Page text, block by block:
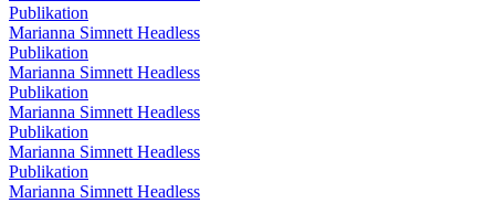
Publikation
Marianna Simnett Headless
Publikation
Marianna Simnett Headless
Publikation
Marianna Simnett Headless
Publikation
Marianna Simnett Headless
Publikation
Marianna Simnett Headless